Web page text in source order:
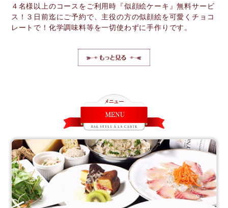
４名様以上のコースをご利用時『似顔絵ケーキ』無料サービ
ス！３日前迄にご予約で、主役の方の似顔絵を可愛くチョコ
レートで！化学調味料等を一切使わずに手作りです。